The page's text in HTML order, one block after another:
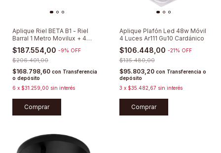
Aplique Riel BETA B1 - Riel
Barral 1 Metro Movilux + 4
Spots Direccionables
$187.554,00 -9% OFF
$206.401,00
$168.798,60 con Transferencia
o depósito
6 x $31.259,00 sin interés
Comprar
Aplique Plafón Led 48w Móvil
4 Luces Ar111 Gu10 Cardánico
$106.448,00 -21 % OFF
$135.480,00
$95.803,20 con Transferencia o
depósito
3 x $35.482,67 sin interés
Comprar